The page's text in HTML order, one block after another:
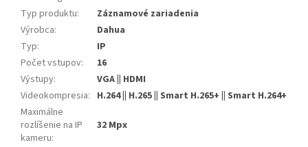
Typ produktu:
Záznamové zariadenia
Výrobca:
Dahua
Typ:
IP
Počet vstupov:
16
Výstupy:
VGA || HDMI
Videokompresia: H.264 || H.265 || Smart H.265+ || Smart H.264+
Maximálne
rozlíšenie na IP
kameru:
32 Mpx